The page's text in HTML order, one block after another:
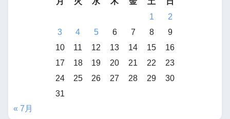
1
2
3
4 5 6 7 8
9
10
11 12 13 14 15
16
17
18 19 20 21 22
23
24
25 26 27 28 29
30
31
« 7月